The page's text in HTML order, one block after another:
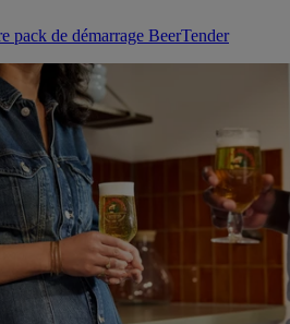
pack de démarrage BeerTender